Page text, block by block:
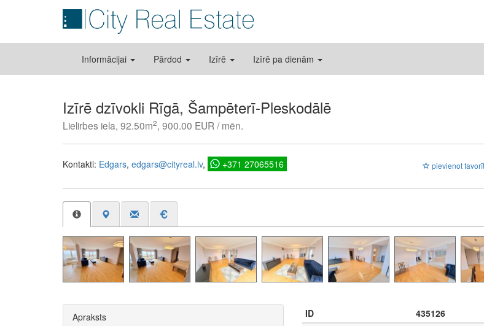
Informācijai Pārdod Izīrē Izīrē pa dienām
Izīrē dzīvokli Rīgā, Šampēterī-Pleskodālē
Lielirbes iela, 92.50m2, 900.00 EUR / mēn.
pievienot
Kontakti: Edgars edgars@cityreal.lv +371 27065516
Apraksts ID
435126